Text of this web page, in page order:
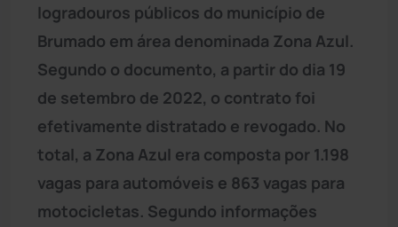
logradouros públicos do município de
Brumado em área denominada Zona Azul.
Segundo o documento, a partir do dia 19
de setembro de 2022, o contrato foi
efetivamente distratado e revogado. No
total, a Zona Azul era composta por 1.198
vagas para automóveis e 863 vagas para
motocicletas. Segundo informações